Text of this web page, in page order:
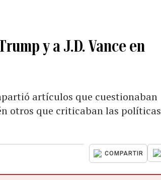
y a J.D. Vance en
artículos que cuestionaban
otros que criticaban las políticas
COMPARTIR